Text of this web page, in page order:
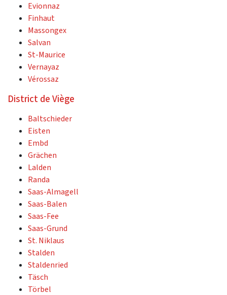
Evionnaz
Finhaut
Massongex
Salvan
St-Maurice
Vernayaz
Vérossaz
District de Viège
Baltschieder
Eisten
Embd
Grächen
Lalden
Randa
Saas-Almagell
Saas-Balen
Saas-Fee
Saas-Grund
St. Niklaus
Stalden
Staldenried
Täsch
Törbel